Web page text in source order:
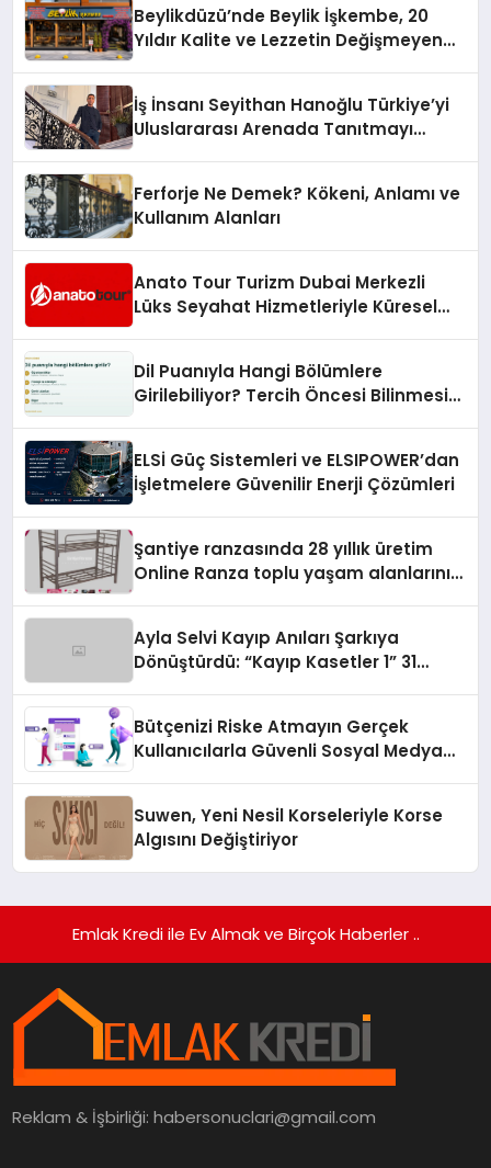
Hayata Geçirecek
Beylikdüzü’nde Beylik İşkembe, 20
Yıldır Kalite ve Lezzetin Değişmeyen
İş İnsanı Seyithan Hanoğlu Türkiye’yi
Uluslararası Arenada Tanıtmayı
Ferforje Ne Demek? Kökeni, Anlamı ve
Kullanım Alanları
Anato Tour Turizm Dubai Merkezli
Lüks Seyahat Hizmetleriyle Küresel
Dil Puanıyla Hangi Bölümlere
Girilebiliyor? Tercih Öncesi Bilinmesi
ELSİ Güç Sistemleri ve ELSIPOWER’dan
İşletmelere Güvenilir Enerji Çözümleri
Şantiye ranzasında 28 yıllık üretim
Online Ranza toplu yaşam alanlarını
Ayla Selvi Kayıp Anıları Şarkıya
Dönüştürdü: “Kayıp Kasetler 1” 31
Bütçenizi Riske Atmayın Gerçek
Kullanıcılarla Güvenli Sosyal Medya
Suwen, Yeni Nesil Korseleriyle Korse
Algısını Değiştiriyor
Emlak Kredi ile Ev Almak ve Birçok Haberler ..
Reklam & İşbirliği:habersonuclari@gmail.com